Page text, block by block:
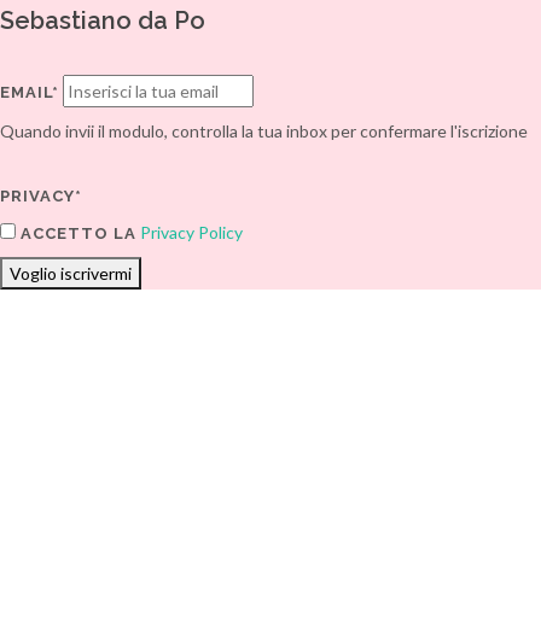
Sebastiano da Po
EMAIL*
Quando invii il modulo, controlla la tua inbox per confermare l'iscrizione
PRIVACY*
ACCETTO LA Privacy Policy
Voglio iscrivermi